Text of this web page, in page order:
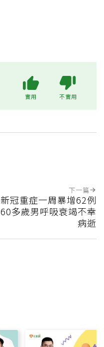
實用 不實用
下一篇
新冠重症一周暴增62例
60多歲男呼吸衰竭不幸
病逝